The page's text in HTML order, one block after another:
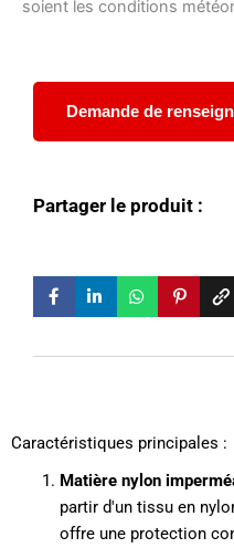
soient les conditions
Demande de
Partager le produit :
Caractéristiques principales :
Matière nylon
partir d'un tissu en
offre une protection